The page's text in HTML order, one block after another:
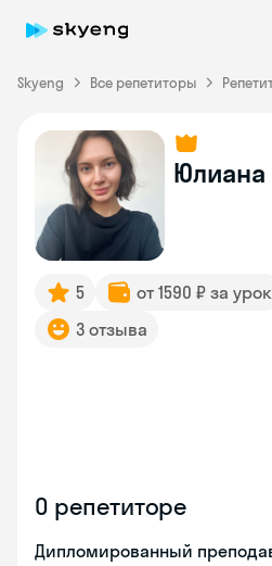
Skyeng Все репетиторы
Юлиана
5 от 1590 ₽ за урок
3 отзыва
О репетиторе
Дипломированный
Skyeng Chat
online